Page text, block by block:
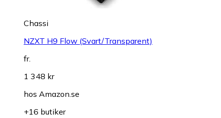
Chassi
NZXT H9 Flow (Svart/Transparent)
fr.
1 348 kr
hos Amazon.se
+16 butiker